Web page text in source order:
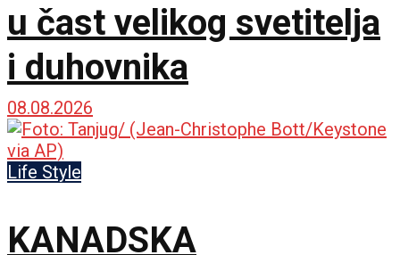
u čast velikog svetitelja
i duhovnika
08.08.2026
Life Style
KANADSKA